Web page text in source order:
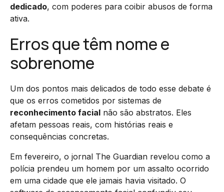
dedicado, com poderes para coibir abusos de forma
ativa.
Erros que têm nome e
sobrenome
Um dos pontos mais delicados de todo esse debate é
que os erros cometidos por sistemas de
reconhecimento facial não são abstratos. Eles
afetam pessoas reais, com histórias reais e
consequências concretas.
Em fevereiro, o jornal The Guardian revelou como a
polícia prendeu um homem por um assalto ocorrido
em uma cidade que ele jamais havia visitado. O